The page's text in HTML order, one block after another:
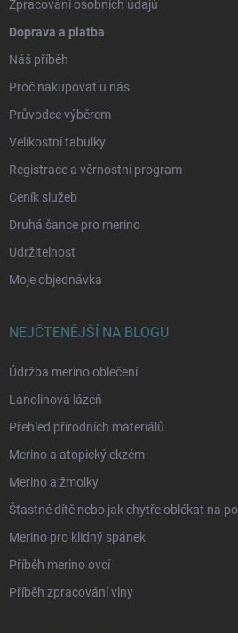
Zpracování osobních údajů
Doprava a platba
Náš příběh
Proč nakupovat u nás
Průvodce výběrem
Velikostní tabulky
Registrace a věrnostní program
Ceník služeb
Druhá šance pro merino
Udržitelnost
Moje objednávka
NEJČTENĚJŠÍ NA BLOGU
Údržba merino oblečení
Lanolinová lázeň
Přehled přírodních materiálů
Merino a atopický ekzém
Merino a žmolky
Šťastné dítě nebo jak chytře oblékat na
Merino pro klidný spánek
Příběh merino ovcí
Příběh zpracování vlny